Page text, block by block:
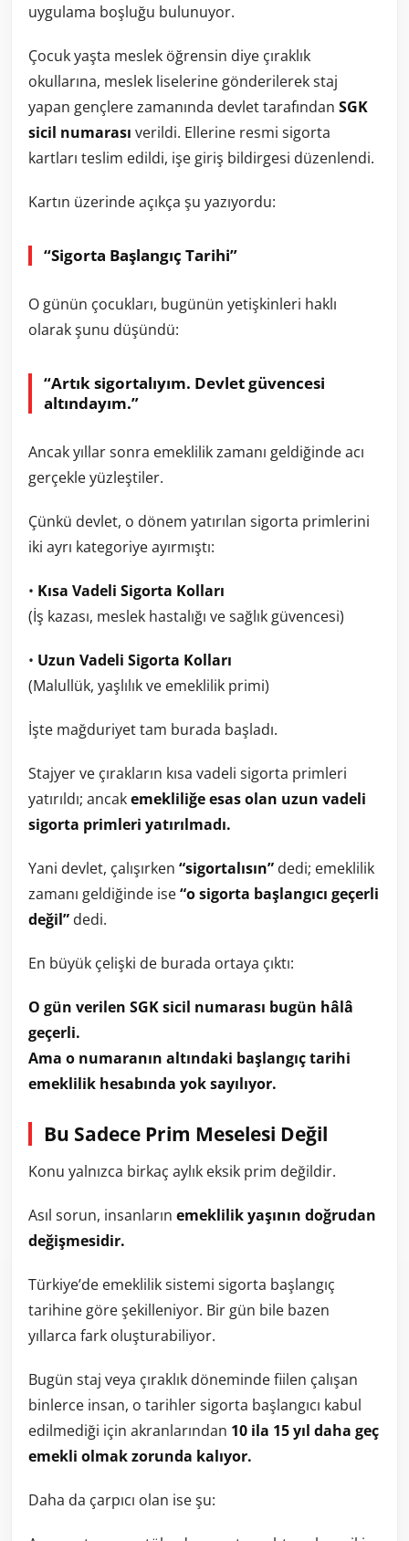
uygulama boşluğu bulunuyor.
Çocuk yaşta meslek öğrensin diye çıraklık
okullarına, meslek liselerine gönderilerek staj
yapan gençlere zamanında devlet tarafından SGK
sicil numarası verildi. Ellerine resmi sigorta
kartları teslim edildi, işe giriş bildirgesi düzenlendi.
Kartın üzerinde açıkça şu yazıyordu:
“Sigorta Başlangıç Tarihi”
O günün çocukları, bugünün yetişkinleri haklı
olarak şunu düşündü:
“Artık sigortalıyım. Devlet güvencesi
altındayım.”
Ancak yıllar sonra emeklilik zamanı geldiğinde acı
gerçekle yüzleştiler.
Çünkü devlet, o dönem yatırılan sigorta primlerini
iki ayrı kategoriye ayırmıştı:
• Kısa Vadeli Sigorta Kolları
(İş kazası, meslek hastalığı ve sağlık güvencesi)
• Uzun Vadeli Sigorta Kolları
(Malullük, yaşlılık ve emeklilik primi)
İşte mağduriyet tam burada başladı.
Stajyer ve çırakların kısa vadeli sigorta primleri
yatırıldı; ancakemekliliğe esas olan uzun vadeli
sigorta primleri yatırılmadı.
Yani devlet, çalışırken “sigortalısın” dedi; emeklilik
zamanı geldiğinde ise“o sigorta başlangıcı geçerli
değil” dedi.
En büyük çelişki de burada ortaya çıktı:
O gün verilen SGK sicil numarası bugün hâlâ
geçerli.
Ama o numaranın altındaki başlangıç tarihi
emeklilik hesabında yok sayılıyor.
Bu Sadece Prim Meselesi Değil
Konu yalnızca birkaç aylık eksik prim değildir.
Asıl sorun, insanların emeklilik yaşının doğrudan
değişmesidir.
Türkiye’de emeklilik sistemi sigorta başlangıç
tarihine göre şekilleniyor. Bir gün bile bazen
yıllarca fark oluşturabiliyor.
Bugün staj veya çıraklık döneminde fiilen çalışan
binlerce insan, o tarihler sigorta başlangıcı kabul
edilmediği için akranlarından 10 ila 15 yıl daha geç
emekli olmak zorunda kalıyor.
Daha da çarpıcı olan ise şu: